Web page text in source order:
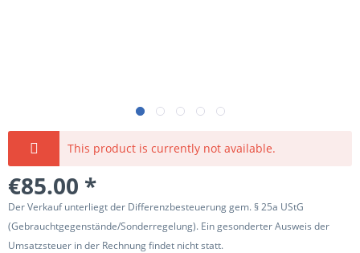
This product is currently not available.
€85.00 *
Der Verkauf unterliegt der Differenzbesteuerung gem. § 25a UStG
(Gebrauchtgegenstände/Sonderregelung). Ein gesonderter Ausweis der
Umsatzsteuer in der Rechnung findet nicht statt.